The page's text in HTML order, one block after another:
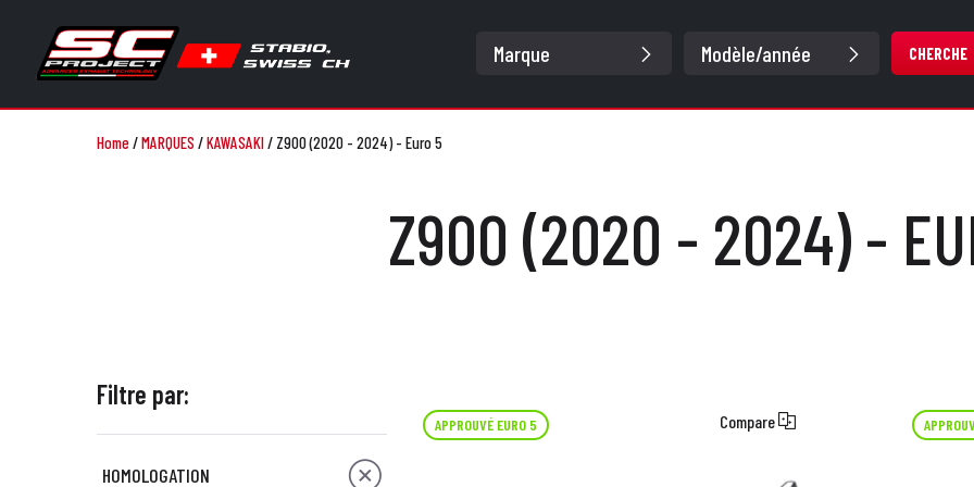
CHERCHE
Home/MARQUES /KAWASAKI/ Z900 (2020 - 2024) - Euro 5
Z900 (2020 - 2024) -
Filtre par:
HOMOLOGATION
APPROUVÉ EURO 5 Compare